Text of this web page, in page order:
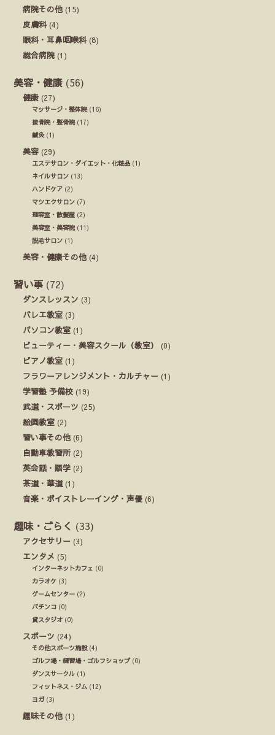
病院その他 (15)
皮膚科 (4)
眼科・耳鼻咽喉科 (8)
総合病院 (1)
美容・健康 (56)
健康 (27)
マッサージ・整体院(16)
接骨院・整骨院(17)
鍼灸(1)
美容 (29)
エステサロン・ダイエット・化粧品 (1)
ネイルサロン (13)
ハンドケア (2)
マツエクサロン (7)
理容室・散髪屋 (2)
美容室・美容院(11)
脱毛サロン (1)
美容・健康その他 (4)
習い事 (72)
ダンスレッスン (3)
バレエ教室 (3)
パソコン教室 (1)
ビューティー・美容スクール（教室）
(0)
ピアノ教室 (1)
フラワーアレンジメント・カルチャー (1)
学習塾 予備校 (19)
武道・スポーツ (25)
絵画教室 (2)
習い事その他 (6)
自動車教習所(2)
英会話・語学 (2)
茶道・華道(1)
音楽・ボイストレーイング・声優 (6)
趣味・ごらく (33)
アクセサリー (3)
エンタメ (5)
インターネットカフェ (0)
カラオケ (3)
ゲームセンター (2)
パチンコ (0)
貸スタジオ (0)
スポーツ (24)
その他スポーツ施設(4)
ゴルフ場・練習場・ゴルフショップ(0)
ダンスサークル (1)
フィットネス・ジム (12)
ヨガ (3)
趣味その他 (1)